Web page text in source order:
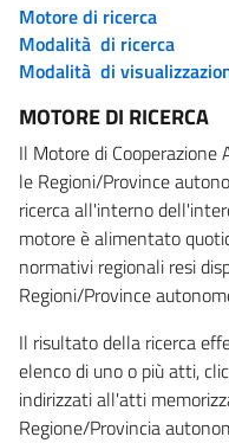
Motore di ricerca
Modalità di ricerca
Modalità di
MOTORE DI RICERCA
Il Motore di Cooperazione
le Regioni/Province
ricerca all'interno
motore è alimentato
normativi regionali resi
Regioni/Province
Il risultato della ricerca
elenco di uno o più atti,
indirizzati all'atti
Regione/Provincia